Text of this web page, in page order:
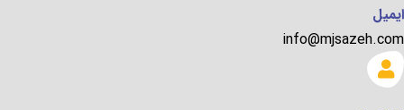
ایمیل
info@mjsazeh.com